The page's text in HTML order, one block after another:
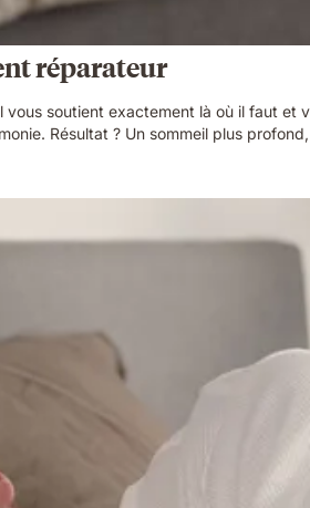
réparateur
soutient exactement là où il faut et
Résultat ? Un sommeil plus